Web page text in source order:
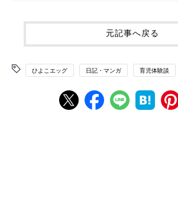
元記事へ戻る
ひよこエッグ 日記・マンガ 育児体験談